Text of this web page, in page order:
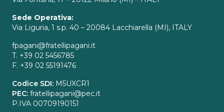
Sede Operativa:
Via Liguria, 1 s.p. 40 – 20084 Lacchiarella (MI), ITALY
fpagani@fratellipagani.it
T. +39 02 5456785
F. +39 02 55191476
Codice SDI: M5UXCR1
PEC: fratellipagani@pec.it
P.IVA 00709190151